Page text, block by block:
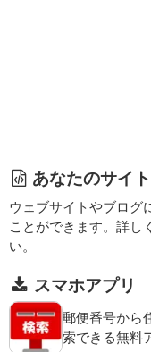
あなたのサイ
ウェブサイトやブログ
ことができます。詳し
い。
スマホアプリ
郵便番号から
索できる無料